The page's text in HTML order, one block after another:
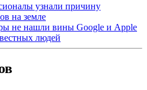
узнали причину
на земле
не нашли вины Google и Apple
людей